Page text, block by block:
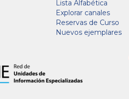
Lista Alfabética
Explorar canales
Reservas de Curso
Nuevos ejemplares